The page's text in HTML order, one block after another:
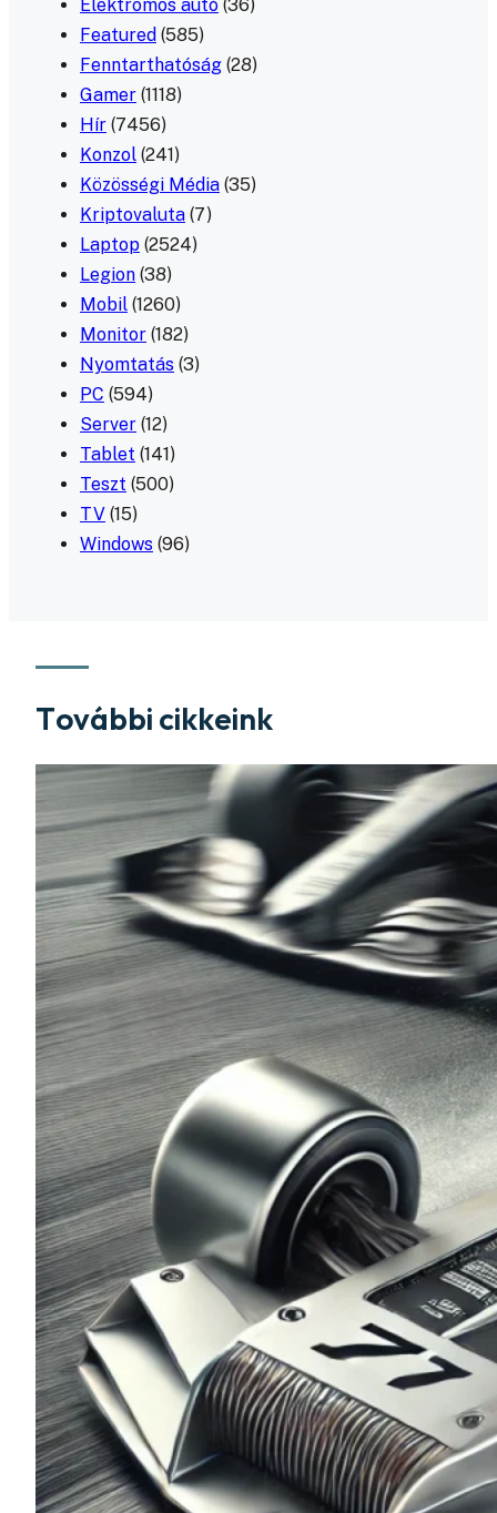
Elektromos autó (36)
Featured (585)
Fenntarthatóság (28)
Gamer (1118)
Hír (7456)
Konzol (241)
Közösségi Média (35)
Kriptovaluta (7)
Laptop (2524)
Legion (38)
Mobil (1260)
Monitor (182)
Nyomtatás (3)
PC (594)
Server (12)
Tablet (141)
Teszt (500)
TV (15)
Windows (96)
További cikkeink